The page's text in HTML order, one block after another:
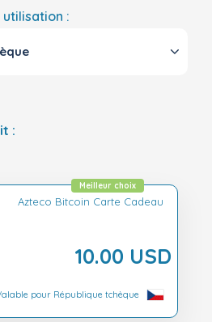
:
:
Azteco Bitcoin Carte Cadeau
10.00 USD
Meilleur choix
pour République tchèque